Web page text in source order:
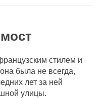
стилем и
была не всегда,
лет за ней
улицы.